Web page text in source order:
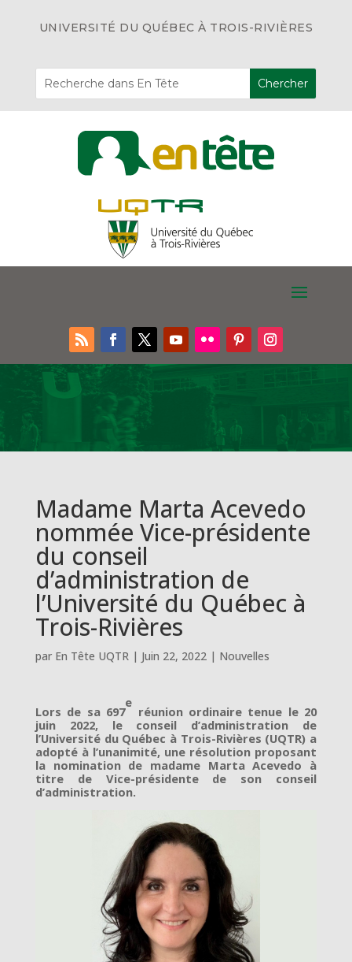
UNIVERSITÉ DU QUÉBEC À TROIS-RIVIÈRES
Madame Marta Acevedo
nommée Vice-présidente
du conseil
d’administration de
l’Université du Québec à
Trois-Rivières
par En Tête UQTR| Juin 22, 2022| Nouvelles
Lors de sa 697
e
réunion ordinaire tenue le 20
juin 2022, le conseil d’administration de
l’Université du Québec à Trois-Rivières (UQTR) a
adopté à l’unanimité, une résolution proposant
la nomination de madame Marta Acevedo à
titre de Vice-présidente de son conseil
d’administration.